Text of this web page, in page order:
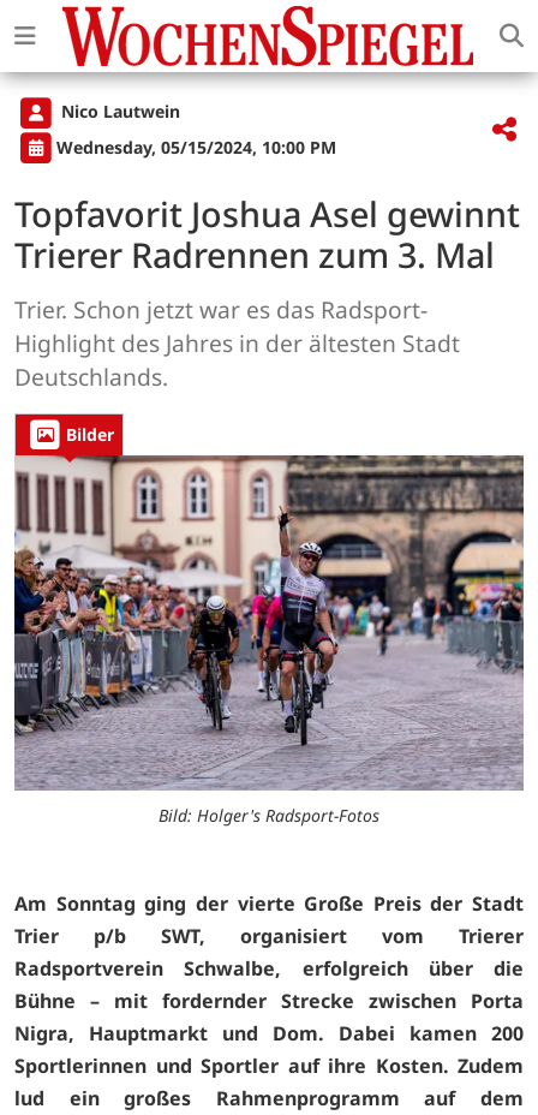
Nico Lautwein
Wednesday, 05/15/2024, 10:00 PM
Topfavorit Joshua Asel gewinnt
Trierer Radrennen zum 3. Mal
Trier. Schon jetzt war es das Radsport-
Highlight des Jahres in der ältesten Stadt
Deutschlands.
Bilder
Bild: Holger's Radsport-Fotos
Am Sonntag ging der vierte Große Preis der Stadt
Trier p/b SWT, organisiert vom Trierer
Radsportverein Schwalbe, erfolgreich über die
Bühne – mit fordernder Strecke zwischen Porta
Nigra, Hauptmarkt und Dom. Dabei kamen 200
Sportlerinnen und Sportler auf ihre Kosten. Zudem
lud ein großes Rahmenprogramm auf dem